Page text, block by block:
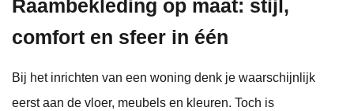
Raambekleding op maat: stijl,
comfort en sfeer in één
Bij het inrichten van een woning denk je waarschijnlijk
eerst aan de vloer, meubels en kleuren. Toch is